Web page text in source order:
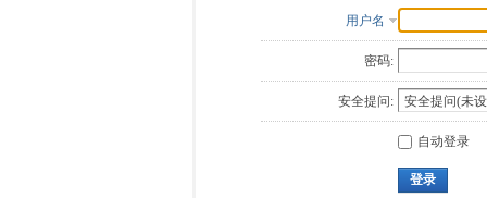
用户名
密码:
安全提问:
自动登录
登录